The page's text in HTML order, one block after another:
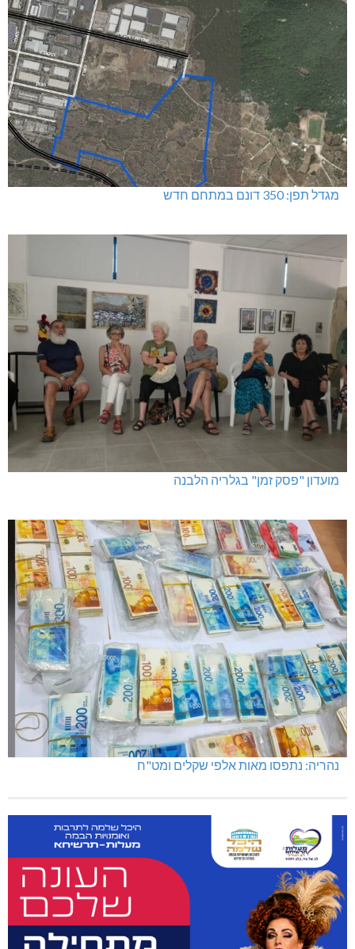
מגדל תפן: 350 דונם במתחם חדש
מועדון "פסק זמן" בגלריה הלבנה
נהריה: נתפסו מאות אלפי שקלים ומט"ח